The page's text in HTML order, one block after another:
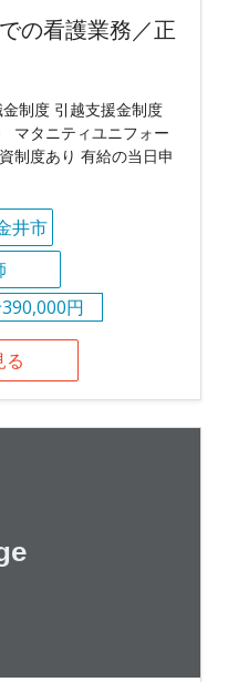
の看護業務／正
制度 引越支援金制度
マタニティユニフォー
制度あり 有給の当日申
井市
円
る